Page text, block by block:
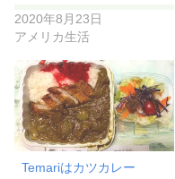
2020年8月23日
アメリカ生活
Temariはカツカレー